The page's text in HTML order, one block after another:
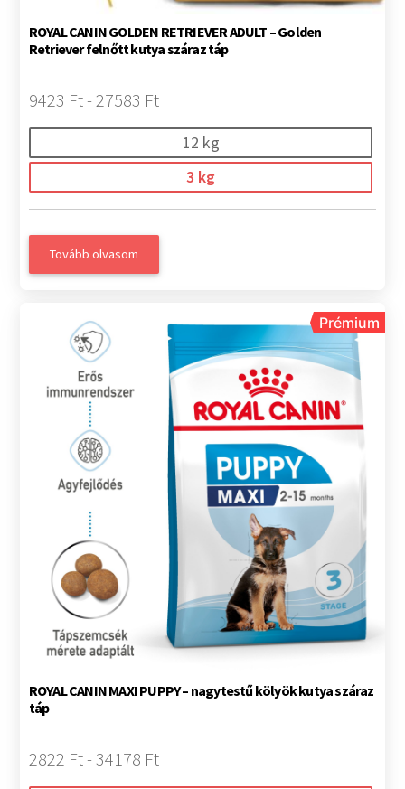
ROYAL CANIN GOLDEN RETRIEVER ADULT – Golden
Retriever felnőtt kutya száraz táp
9423 Ft - 27583 Ft
12 kg
3 kg
Tovább olvasom
Prémium
ROYAL CANIN MAXI PUPPY – nagytestű kölyök kutya száraz
táp
2822 Ft - 34178 Ft